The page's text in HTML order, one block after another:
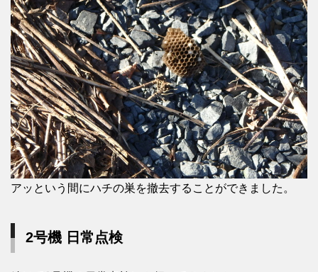
アッという間にハチの巣を撤去することができました。
2号機 日常点検